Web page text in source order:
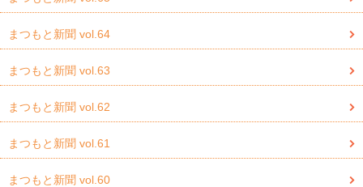
まつもと新聞 vol.64
まつもと新聞 vol.63
まつもと新聞 vol.62
まつもと新聞 vol.61
まつもと新聞 vol.60